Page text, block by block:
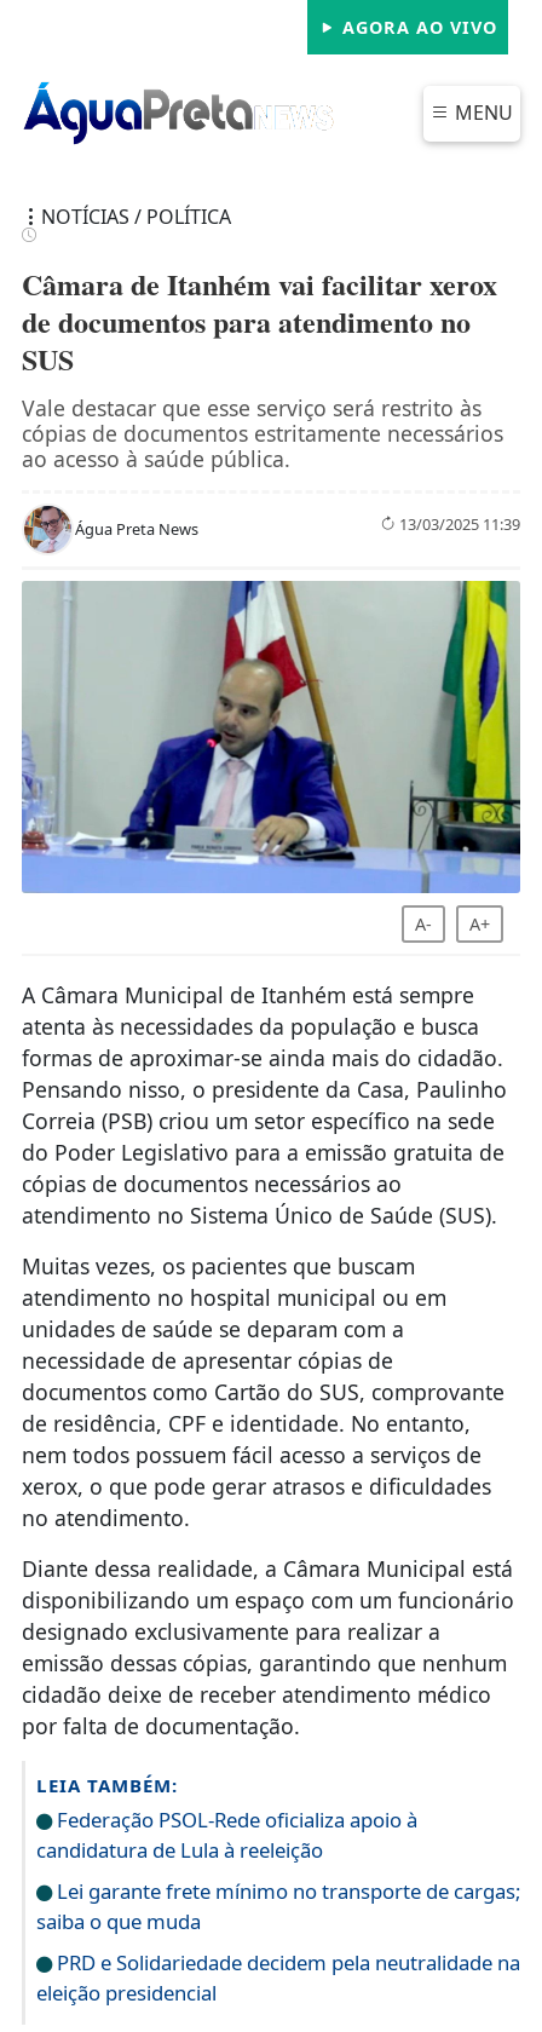
AGORA AO VIVO
MENU
NOTÍCIAS / POLÍTICA
Câmara de Itanhém vai facilitar xerox
de documentos para atendimento no
SUS
Vale destacar que esse serviço será restrito às
cópias de documentos estritamente necessários
ao acesso à saúde pública.
Água Preta News 13/03/2025 11:39
A- A+
A Câmara Municipal de Itanhém está sempre
atenta às necessidades da população e busca
formas de aproximar-se ainda mais do cidadão.
Pensando nisso, o presidente da Casa, Paulinho
Correia (PSB) criou um setor específico na sede
do Poder Legislativo para a emissão gratuita de
cópias de documentos necessários ao
atendimento no Sistema Único de Saúde (SUS).
Muitas vezes, os pacientes que buscam
atendimento no hospital municipal ou em
unidades de saúde se deparam com a
necessidade de apresentar cópias de
documentos como Cartão do SUS, comprovante
de residência, CPF e identidade. No entanto,
nem todos possuem fácil acesso a serviços de
xerox, o que pode gerar atrasos e dificuldades
no atendimento.
Diante dessa realidade, a Câmara Municipal está
disponibilizando um espaço com um funcionário
designado exclusivamente para realizar a
emissão dessas cópias, garantindo que nenhum
cidadão deixe de receber atendimento médico
por falta de documentação.
LEIA TAMBÉM:
Federação PSOL-Rede oficializa apoio à
candidatura de Lula à reeleição
Lei garante frete mínimo no transporte de cargas;
saiba o que muda
PRD e Solidariedade decidem pela neutralidade na
eleição presidencial